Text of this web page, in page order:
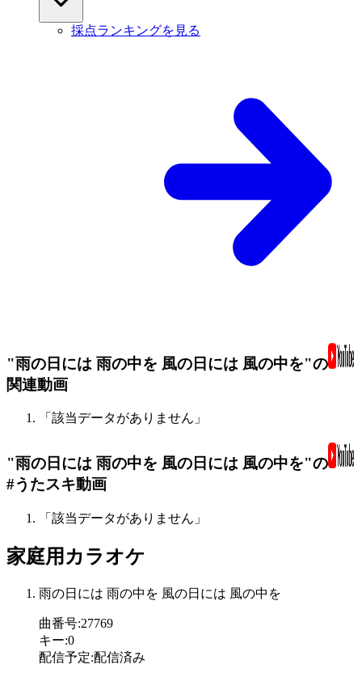
採点ランキングを見る
"雨の日には 雨の中を 風の日には 風の中を"の
関連動画
「該当データがありません」
"雨の日には 雨の中を 風の日には 風の中を"の
#うたスキ動画
「該当データがありません」
家庭用カラオケ
雨の日には 雨の中を 風の日には 風の中を
曲番号:27769
キー:0
配信予定:配信済み